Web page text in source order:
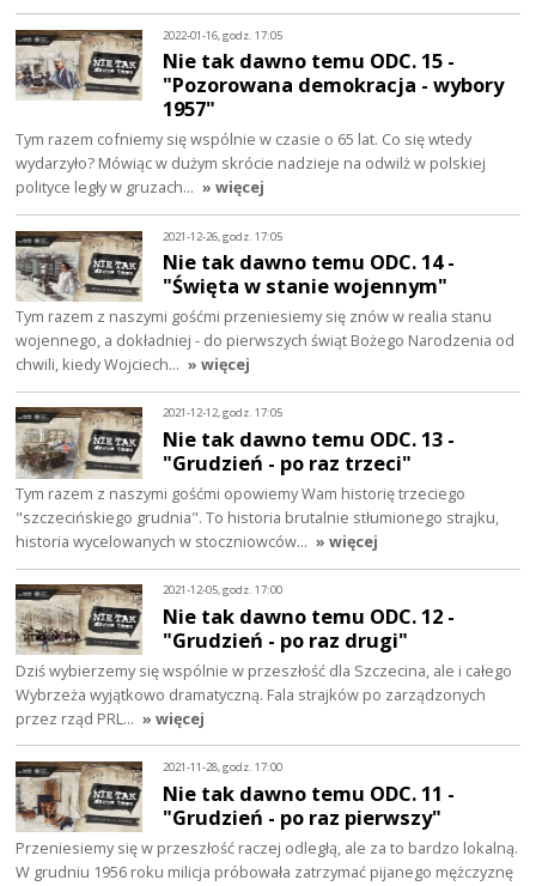
2022-01-16, godz. 17:05
Nie tak dawno temu ODC. 15 -
"Pozorowana demokracja - wybory
1957"
Tym razem cofniemy się wspólnie w czasie o 65 lat. Co się wtedy
wydarzyło? Mówiąc w dużym skrócie nadzieje na odwilż w polskiej
polityce legły w gruzach… » więcej
2021-12-26, godz. 17:05
Nie tak dawno temu ODC. 14 -
"Święta w stanie wojennym"
Tym razem z naszymi gośćmi przeniesiemy się znów w realia stanu
wojennego, a dokładniej - do pierwszych świąt Bożego Narodzenia od
chwili, kiedy Wojciech… » więcej
2021-12-12, godz. 17:05
Nie tak dawno temu ODC. 13 -
"Grudzień - po raz trzeci"
Tym razem z naszymi gośćmi opowiemy Wam historię trzeciego
"szczecińskiego grudnia". To historia brutalnie stłumionego strajku,
historia wycelowanych w stoczniowców… » więcej
2021-12-05, godz. 17:00
Nie tak dawno temu ODC. 12 -
"Grudzień - po raz drugi"
Dziś wybierzemy się wspólnie w przeszłość dla Szczecina, ale i całego
Wybrzeża wyjątkowo dramatyczną. Fala strajków po zarządzonych
przez rząd PRL… » więcej
2021-11-28, godz. 17:00
Nie tak dawno temu ODC. 11 -
"Grudzień - po raz pierwszy"
Przeniesiemy się w przeszłość raczej odległą, ale za to bardzo lokalną.
W grudniu 1956 roku milicja próbowała zatrzymać pijanego mężczyznę